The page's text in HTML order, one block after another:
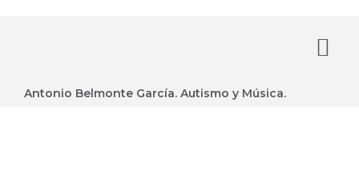
Antonio Belmonte García. Autismo y Música.